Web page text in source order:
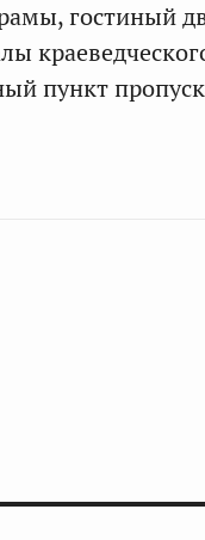
гостиный
пункт